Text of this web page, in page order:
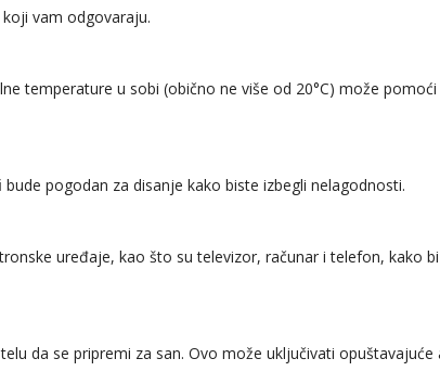
vam odgovaraju.
temperature u sobi (obično ne više od 20°C) može pomoći
bude pogodan za disanje kako biste izbegli nelagodnosti.
uređaje, kao što su televizor, računar i telefon, kako
da se pripremi za san. Ovo može uključivati opuštavajuće